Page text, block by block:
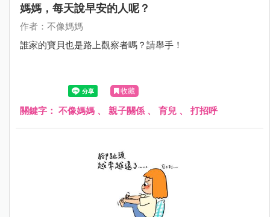
媽媽，每天說早安的人呢？
作者：不像媽媽
誰家的寶貝也是路上觀察者嗎？請舉手！
收藏
關鍵字： 不像媽媽 、 親子關係 、 育兒 、 打招呼